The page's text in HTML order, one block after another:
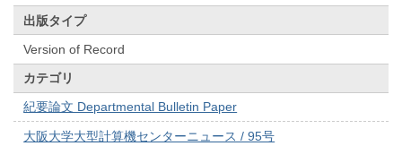
出版タイプ
Version of Record
カテゴリ
紀要論文 Departmental Bulletin Paper
大阪大学大型計算機センターニュース / 95号